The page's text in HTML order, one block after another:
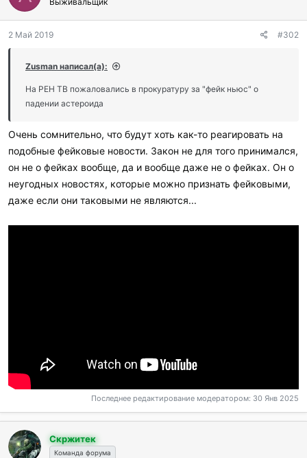
2 Май 2019 #302
Zusman написал(а):
На РЕН ТВ пожаловались в прокуратуру за "фейк ньюс" о
падении астероида
Очень сомнительно, что будут хоть как-то реагировать на
подобные фейковые новости. Закон не для того принимался,
он не о фейках вообще, да и вообще даже не о фейках. Он о
неугодных новостях, которые можно признать фейковыми,
даже если они таковыми не являются...
Последнее редактирование модератором: 30 Янв 2025
Скржитек
Команда форума